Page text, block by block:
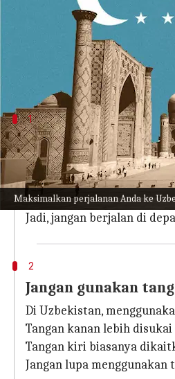
Maksimalkan perjalanan Anda ke
Apa ceritanya
Selagi Anda
Walaupun hal itu
1
Jangan berjalan di
Di Uzbekistan, salat
Selama salat, umat Islam
Diyakini bahwa selama
Jadi, jangan berjalan di
2
Jangan gunakan
Di Uzbekistan,
Tangan kanan lebih
Tangan kiri biasanya
Jangan lupa